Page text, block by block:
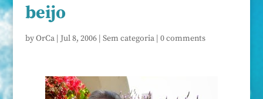
beijo
byOrCa| Jul 8, 2006| Sem categoria| 0 comments